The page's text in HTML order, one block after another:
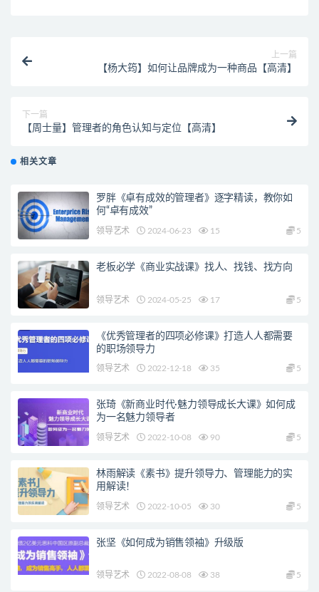
上一篇
【杨大筠】如何让品牌成为一种商品【高清】
下一篇
【周士量】管理者的角色认知与定位【高清】
相关文章
罗胖《卓有成效的管理者》逐字精读，教你如
何“卓有成效”
领导艺术 2024-06-23 15 5
老板必学《商业实战课》找人、找钱、找方向
领导艺术 2024-05-25 17 5
《优秀管理者的四项必修课》打造人人都需要
的职场领导力
领导艺术 2022-12-18 35 5
张琦《新商业时代·魅力领导成长大课》如何成
为一名魅力领导者
领导艺术 2022-10-08 90 5
林雨解读《素书》提升领导力、管理能力的实
用解读！
领导艺术 2022-10-05 30 5
张坚《如何成为销售领袖》升级版
领导艺术 2022-08-08 38 5